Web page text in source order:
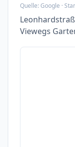
Quelle: Google ·
Viewegs